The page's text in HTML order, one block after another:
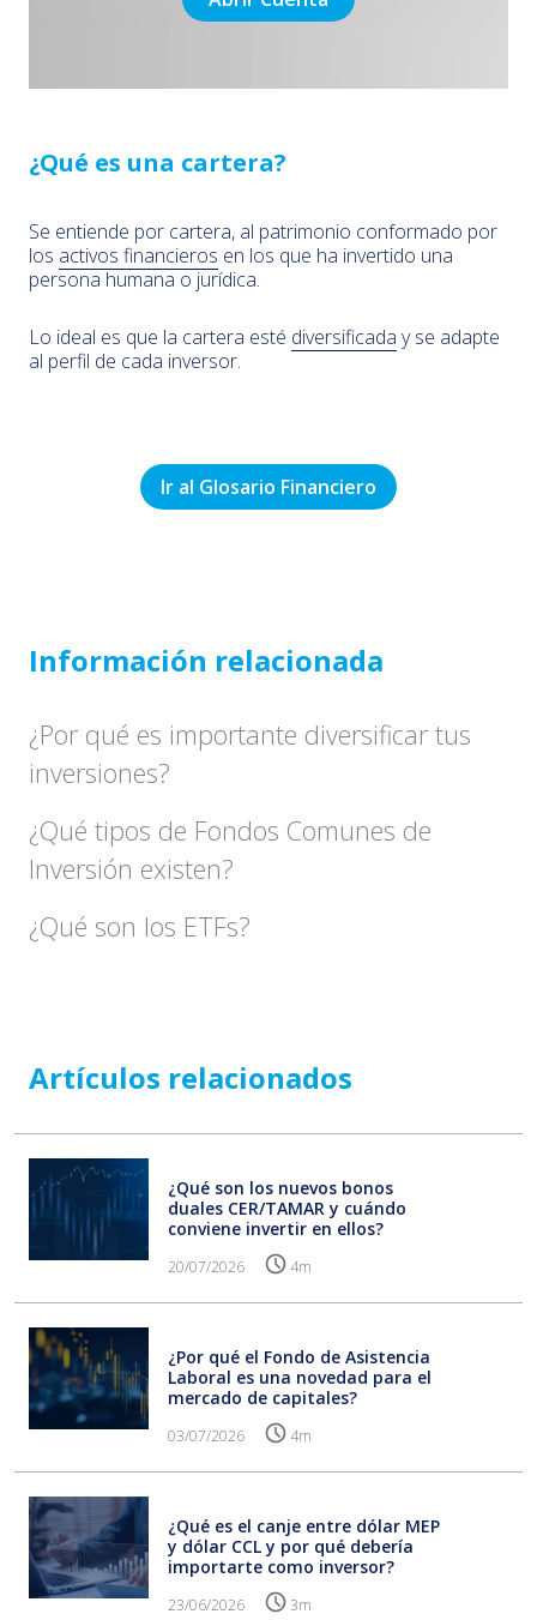
¿Qué es una cartera?
Se entiende por cartera, al patrimonio conformado por
los activos financieros en los que ha invertido una
persona humana o jurídica.
Lo ideal es que la cartera esté diversificada y se adapte
al perfil de cada inversor.
Ir al Glosario Financiero
Información relacionada
¿Por qué es importante diversificar tus
inversiones?
¿Qué tipos de Fondos Comunes de
Inversión existen?
¿Qué son los ETFs?
Artículos relacionados
¿Qué son los nuevos bonos
duales CER/TAMAR y cuándo
conviene invertir en ellos?
20/07/2026 4m
¿Por qué el Fondo de Asistencia
Laboral es una novedad para el
mercado de capitales?
03/07/2026 4m
¿Qué es el canje entre dólar MEP
y dólar CCL y por qué debería
importarte como inversor?
23/06/2026 3m